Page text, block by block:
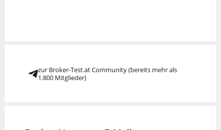
zur Broker-Test.at Community (bereits mehr als
1.800 Mitglieder)